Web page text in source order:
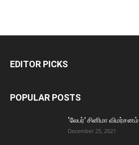
EDITOR PICKS
POPULAR POSTS
‘லேபர்’ சினிமா விமர்சனம்
December 25, 2021